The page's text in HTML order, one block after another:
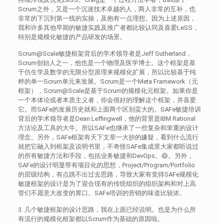
Scrum之外，又是一个沉迷技术卓越的人，两人非常的互补，也
非常的下沉到第一线的实操，及抱有一点理想。因为上述原因，
我和许多其他早期的敏捷实践及推广者都比较认同及喜爱LeSS，
特别是规模化敏捷的产品研发的场景。
Scrum@Scale敏捷框架背后的学术领导者是Jeff Sutherland，
Scrum创始人之一，他也是一个物理及医学博士。这个框架是基
于仿生学及数学的无限分型原理来规模化扩展，所以比较基于纯
粹的单一Scrum单元来发展。Scrum是一个Meta Framework（元
框架），Scrum@Scale是基于Scrum的规模化元框架。如果你是
一个本体论或者本质主义者，你会很好的理解这个框架，并喜爱
它。而SAFe的发展历史就和上面两个区别蛮大的。SAFe敏捷培训
背后的学术领导者是Dean Leffingwell，他的背景是IBM Rational
方法论及工具的大牛。所以SAFe也继承了一些复杂和笨重的设计
理念。另外，SAFe框架有天下文章一大抄的嫌疑，看到什么流行
就把它融入到框架及说明书里，不奇怪SAFe集成里大家都听说过
的所有敏捷方法和手段，包括业务敏捷和DevOps。😄。另外，
SAFe的设计明显带有项目化的思想，Project/Program/Portfolio
的层级结构，有点跳不出过去思路，导致大家有觉得SAFe规模化
敏捷框架的设计是为了迎合现有的传统组织的组织架构和对上高
管们不愿意大改变的胃口。SAFe培训的营销的味道比较浓。
3. 几个敏捷框架的设计思路，我在上面已经说明。也是为什么所
有流行的规模化框架都以Scrum作为基础的原因啦。